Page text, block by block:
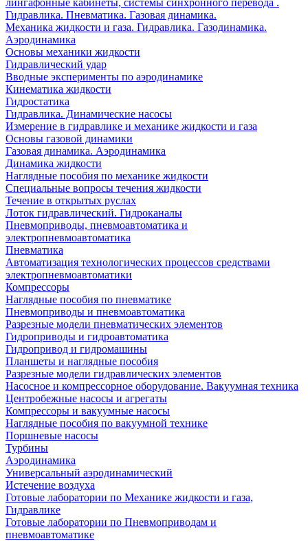
лингафонные кабинеты, системы синхронного перевода .
Гидравлика. Пневматика. Газовая динамика.
Механика жидкости и газа. Гидравлика. Газодинамика.
Аэродинамика
Основы механики жидкости
Гидравлический удар
Вводные эксперименты по аэродинамике
Кинематика жидкости
Гидростатика
Гидравлика. Динамические насосы
Измерение в гидравлике и механике жидкости и газа
Основы газовой динамики
Газовая динамика. Аэродинамика
Динамика жидкости
Наглядные пособия по механике жидкости
Специальные вопросы течения жидкости
Течение в открытых руслах
Лоток гидравлический. Гидроканалы
Пневмоприводы, пневмоавтоматика и
электропневмоавтоматика
Пневматика
Автоматизация технологических процессов средствами
электропневмоавтоматики
Компрессоры
Наглядные пособия по пневматике
Пневмоприводы и пневмоавтоматика
Разрезные модели пневматических элементов
Гидроприводы и гидроавтоматика
Гидропривод и гидромашины
Планшеты и наглядные пособия
Разрезные модели гидравлических элементов
Насосное и компрессорное оборудование. Вакуумная техника
Центробежные насосы и агрегаты
Компрессоры и вакуумные насосы
Наглядные пособия по вакуумной технике
Поршневые насосы
Турбины
Аэродинамика
Универсальный аэродинамический
Истечение воздуха
Готовые лаборатории по Механике жидкости и газа,
Гидравлике
Готовые лаборатории по Пневмоприводам и
пневмоавтоматике